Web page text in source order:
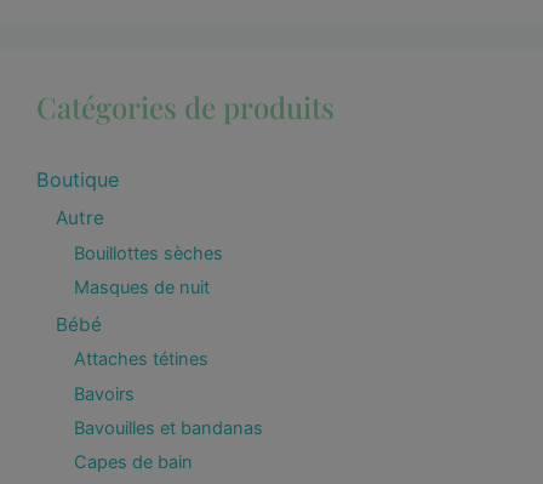
Catégories de produits
Boutique
Autre
Bouillottes sèches
Masques de nuit
Bébé
Attaches tétines
Bavoirs
Bavouilles et bandanas
Capes de bain